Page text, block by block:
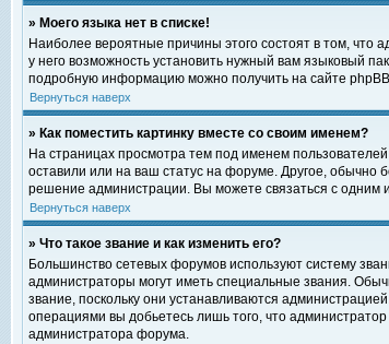
» Моего языка нет в списке!
Наиболее вероятные причины этого состоят в том, что
у него возможность установить нужный вам языковый
подробную информацию можно получить на сайте
Вернуться наверх
» Как поместить картинку вместе со своим именем?
На страницах просмотра тем под именем
оставили или на ваш статус на форуме. Другое, обычно
решение администрации. Вы можете связаться с одним
Вернуться наверх
» Что такое звание и как изменить его?
Большинство сетевых форумов используют систему
администраторы могут иметь специальные звания.
звание, поскольку они устанавливаются
операциями вы добьетесь лишь того, что
администратора форума.